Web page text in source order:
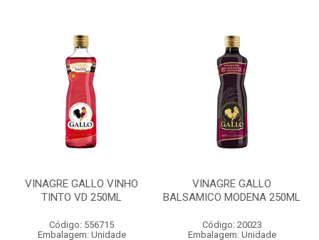
VINAGRE GALLO VINHO
TINTO VD 250ML
Código: 556715
Embalagem: Unidade
VINAGRE GALLO
BALSAMICO MODENA 250ML
Código: 20023
Embalagem: Unidade